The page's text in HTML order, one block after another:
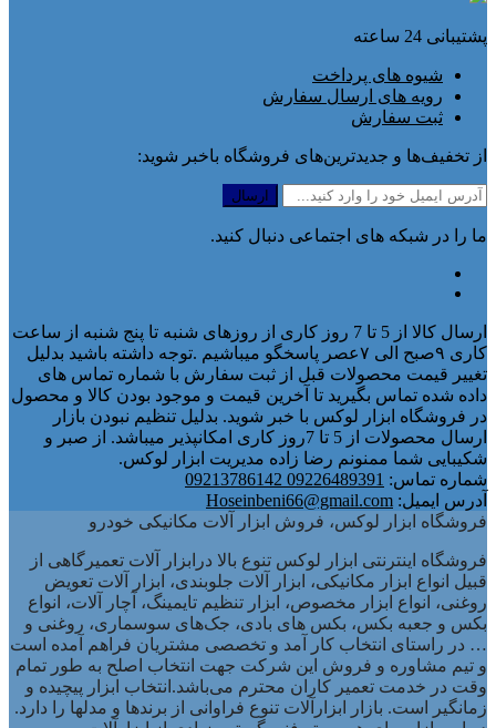
پشتیبانی 24 ساعته
شیوه های پرداخت
رویه های ارسال سفارش
ثبت سفارش
از تخفیف‌ها و جدیدترین‌های فروشگاه باخبر شوید:
ما را در شبکه های اجتماعی دنبال کنید.
ارسال کالا از 5 تا 7 روز کاری از روزهای شنبه تا پنج شنبه از ساعت
کاری ۹صبح الی ۷عصر پاسخگو میباشیم .توجه داشته باشید بدلیل
تغییر قیمت محصولات قبل از ثبت سفارش با شماره تماس های
داده شده تماس بگیرید تا آخرین قیمت و موجود بودن کالا و محصول
در فروشگاه ابزار لوکس با خبر شوید. بدلیل تنظیم نبودن بازار
ارسال محصولات از 5 تا 7روز کاری امکانپذیر میباشد. از صبر و
شکیبایی شما ممنونم رضا زاده مدیریت ابزار لوکس.
شماره تماس: 09226489391 09213786142
آدرس ایمیل: Hoseinbeni66@gmail.com
فروشگاه ابزار لوکس، فروش ابزار آلات مکانیکی خودرو
فروشگاه اینترنتی ابزار لوکس تنوع بالا درابزار آلات تعمیرگاهی از
قبیل انواع ابزار مکانیکی، ابزار آلات جلوبندی، ابزار آلات تعویض
روغنی، انواع ابزار مخصوص، ابزار تنظیم تایمینگ، آچار آلات، انواع
بکس و جعبه بکس، بکس های بادی، جک‌های سوسماری، روغنی و
… در راستای انتخاب کار آمد و تخصصی مشتریان فراهم آمده است
و تیم مشاوره و فروش این شرکت جهت انتخاب اصلح به طور تمام
وقت در خدمت تعمیر کاران محترم می‌باشد.انتخاب ابزار پیچیده و
زمانگیر است. بازار ابزارآلات تنوع فراوانی از برندها و مدلها را دارد.